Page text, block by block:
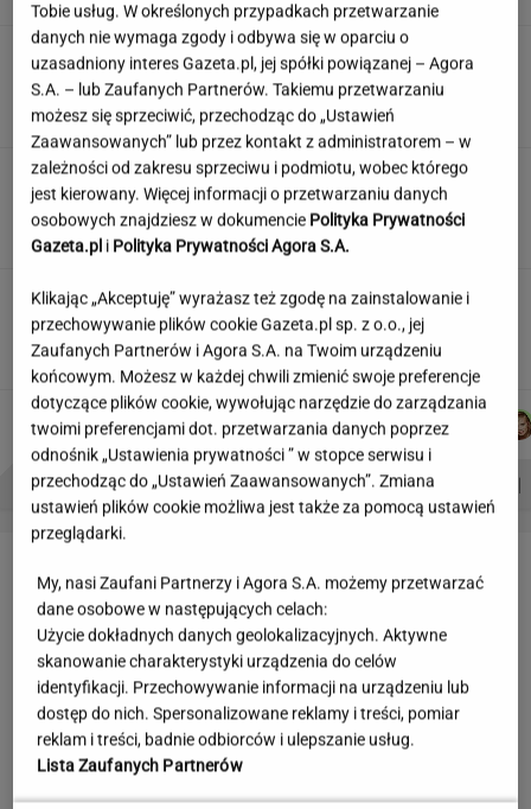
Wybraliśmy kadry z 15 polskich filmów.
Rozpoznasz tytuły tych produkcji?
To nie droga na skróty. Matka pokazuje, jak
naprawdę wygląda edukacja domowa
MATERIAŁ PROMOCYJNY
Jeden wakacyjny nawyk może mieć
nieprzyjemne konsekwencje. Też tak robisz?
MATERIAŁ PROMOCYJNY
Autorzy:
MARCIN
KOZŁOWSKI
WIKTORIA
BECZEK
BALCERSKI
MAIKOWSKI
PROBLEMY POLSKICH SIATKARZY ZNAK Z '30' WISŁAWA SZYMBORSKA
Reserved wyprzedaje klapki
W WITTCHEN ruszyła wielka
Tobie usług. W określonych przypadkach przetwarzanie
danych nie wymaga zgody i odbywa się w oparciu o
uzasadniony interes Gazeta.pl, jej spółki powiązanej – Agora
S.A. – lub Zaufanych Partnerów. Takiemu przetwarzaniu
możesz się sprzeciwić, przechodząc do „Ustawień
Zaawansowanych” lub przez kontakt z administratorem – w
zależności od zakresu sprzeciwu i podmiotu, wobec którego
jest kierowany. Więcej informacji o przetwarzaniu danych
osobowych znajdziesz w dokumencie Polityka Prywatności
Gazeta.pl i Polityka Prywatności Agora S.A.
Klikając „Akceptuję” wyrażasz też zgodę na zainstalowanie i
przechowywanie plików cookie Gazeta.pl sp. z o.o., jej
Zaufanych Partnerów i Agora S.A. na Twoim urządzeniu
końcowym. Możesz w każdej chwili zmienić swoje preferencje
dotyczące plików cookie, wywołując narzędzie do zarządzania
twoimi preferencjami dot. przetwarzania danych poprzez
odnośnik „Ustawienia prywatności ” w stopce serwisu i
przechodząc do „Ustawień Zaawansowanych”. Zmiana
ustawień plików cookie możliwa jest także za pomocą ustawień
przeglądarki.
My, nasi Zaufani Partnerzy i Agora S.A. możemy przetwarzać
dane osobowe w następujących celach:
Użycie dokładnych danych geolokalizacyjnych. Aktywne
skanowanie charakterystyki urządzenia do celów
identyfikacji. Przechowywanie informacji na urządzeniu lub
dostęp do nich. Spersonalizowane reklamy i treści, pomiar
reklam i treści, badnie odbiorców i ulepszanie usług.
Lista Zaufanych Partnerów